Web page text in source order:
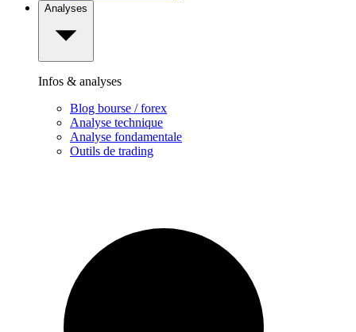
Analyses
Infos & analyses
Blog bourse / forex
Analyse technique
Analyse fondamentale
Outils de trading